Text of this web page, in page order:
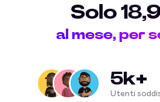
Solo
al mese, per
5k+
Utenti